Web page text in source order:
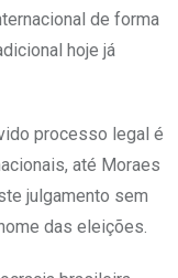
de forma
hoje já
processo legal é
até Moraes
julgamento sem
das eleições.